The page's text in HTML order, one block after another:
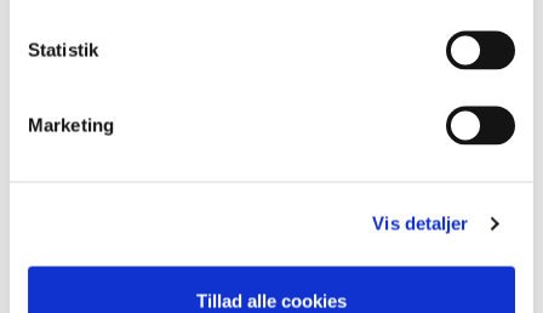
Statistik
Marketing
Vis detaljer
Tillad alle cookies